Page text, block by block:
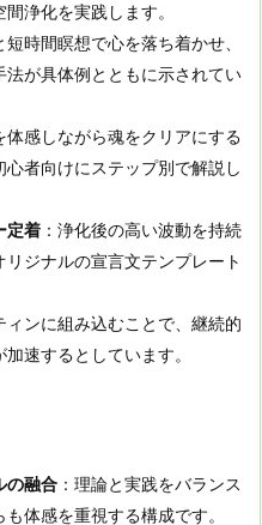
浄化を実践します​。
短時間瞑想で心を落ち着かせ、
が具体例とともに示されてい
体感しながら魂をクリアにする
者向けにステップ別で解説し
定着 ：浄化後の高い波動を持続
ジナルの宣言文テンプレート
ィンに組み込むことで、継続的
速するとしています​。
の融合 ：理論と実践をバランス
体感を重視する構成です​。